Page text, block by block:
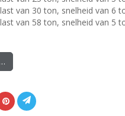
van 30 ton, snelheid van 6
van 58 ton, snelheid van 5